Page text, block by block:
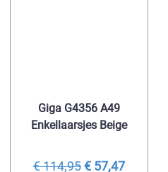
Giga G4356 A49
Enkellaarsjes Beige
€ 114,95€ 57,47